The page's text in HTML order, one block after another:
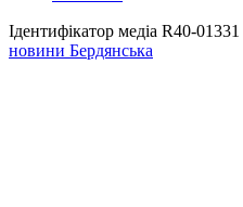
Ідентифікатор медіа R40-01331
новини Бердянська